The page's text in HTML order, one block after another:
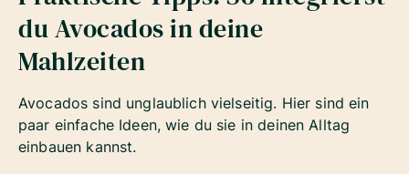
du Avocados in deine
Mahlzeiten
Avocados sind unglaublich vielseitig. Hier sind ein
paar einfache Ideen, wie du sie in deinen Alltag
einbauen kannst.